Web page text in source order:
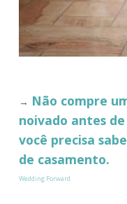
→ Não compre
noivado antes de
você precisa
de casamento.
Wedding Forward